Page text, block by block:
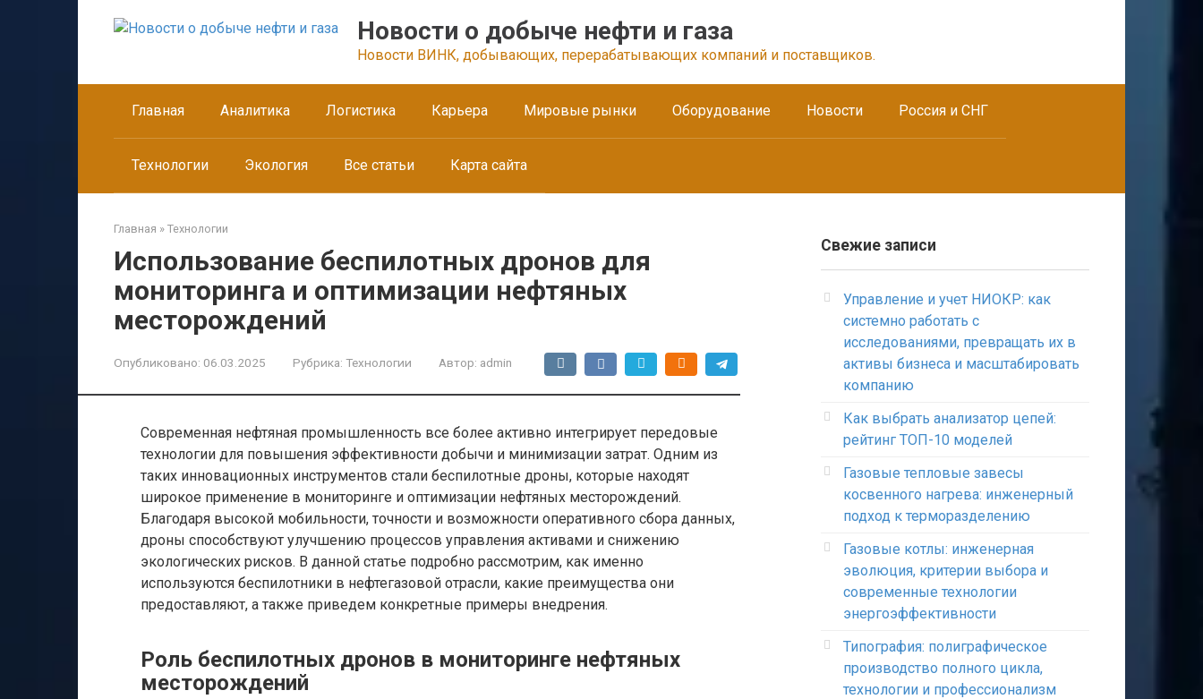
Новости о добыче нефти и газа
Новости ВИНК, добывающих, перерабатывающих компаний и поставщиков.
Главная Аналитика Логистика Карьера Мировые рынки Оборудование Новости Россия и СНГ
Технологии Экология Все статьи Карта сайта
Главная » Технологии
Использование беспилотных дронов для
мониторинга и оптимизации нефтяных
месторождений
Опубликовано: 06.03.2025 Рубрика: Технологии Автор: admin
Современная нефтяная промышленность все более активно интегрирует передовые
технологии для повышения эффективности добычи и минимизации затрат. Одним из
таких инновационных инструментов стали беспилотные дроны, которые находят
широкое применение в мониторинге и оптимизации нефтяных месторождений.
Благодаря высокой мобильности, точности и возможности оперативного сбора данных,
дроны способствуют улучшению процессов управления активами и снижению
экологических рисков. В данной статье подробно рассмотрим, как именно
используются беспилотники в нефтегазовой отрасли, какие преимущества они
предоставляют, а также приведем конкретные примеры внедрения.
Роль беспилотных дронов в мониторинге нефтяных
месторождений
Свежие записи
Управление и учет НИОКР: как
системно работать с
исследованиями, превращать их в
активы бизнеса и масштабировать
компанию
Как выбрать анализатор цепей:
рейтинг ТОП-10 моделей
Газовые тепловые завесы
косвенного нагрева: инженерный
подход к терморазделению
Газовые котлы: инженерная
эволюция, критерии выбора и
современные технологии
энергоэффективности
Типография: полиграфическое
производство полного цикла,
технологии и профессионализм